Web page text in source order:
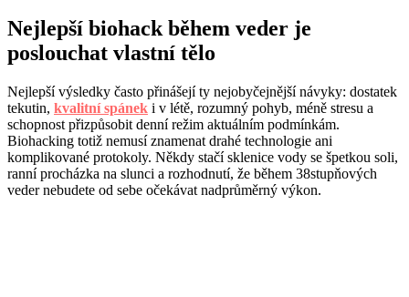
Nejlepší biohack během veder je
poslouchat vlastní tělo
Nejlepší výsledky často přinášejí ty nejobyčejnější návyky: dostatek
tekutin, kvalitní spánek i v létě, rozumný pohyb, méně stresu a
schopnost přizpůsobit denní režim aktuálním podmínkám.
Biohacking totiž nemusí znamenat drahé technologie ani
komplikované protokoly. Někdy stačí sklenice vody se špetkou soli,
ranní procházka na slunci a rozhodnutí, že během 38stupňových
veder nebudete od sebe očekávat nadprůměrný výkon.